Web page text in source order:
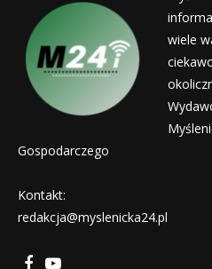
wiele
Gospodarczego
Kontakt:
redakcja@myslenicka24.pl